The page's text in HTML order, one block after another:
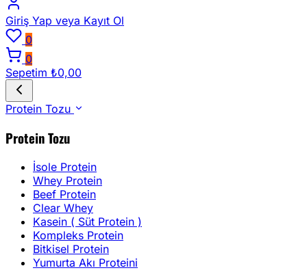
Giriş Yap veya Kayıt Ol
0
0
Sepetim ₺0,00
Protein Tozu
Protein Tozu
İsole Protein
Whey Protein
Beef Protein
Clear Whey
Kasein ( Süt Protein )
Kompleks Protein
Bitkisel Protein
Yumurta Akı Proteini